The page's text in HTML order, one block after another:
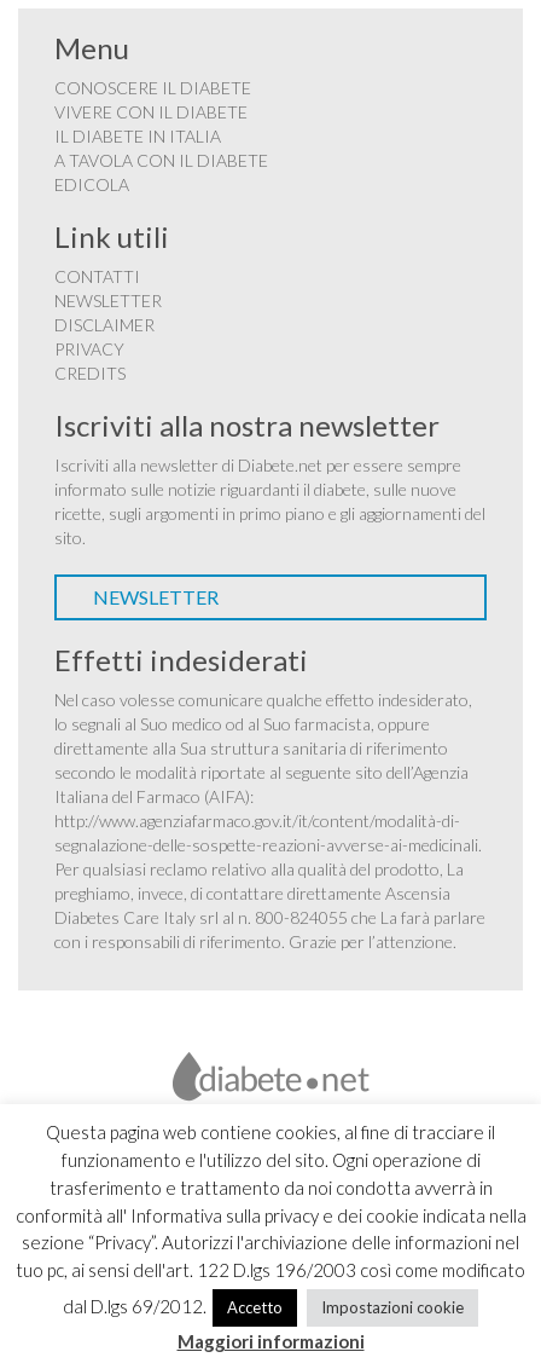
Questa pagina web contiene cookies, al fine di tracciare il
funzionamento e l'utilizzo del sito. Ogni operazione di
trasferimento e trattamento da noi condotta avverrà in
conformità all' Informativa sulla privacy e dei cookie indicata nella
sezione “Privacy”. Autorizzi l'archiviazione delle informazioni nel
tuo pc, ai sensi dell'art. 122 D.lgs 196/2003 così come modificato
dal D.lgs 69/2012.
Accetto Impostazioni cookie
Maggiori informazioni
Menu
CONOSCERE IL DIABETE
VIVERE CON IL DIABETE
IL DIABETE IN ITALIA
A TAVOLA CON IL DIABETE
EDICOLA
Link utili
CONTATTI
NEWSLETTER
DISCLAIMER
PRIVACY
CREDITS
Iscriviti alla nostra newsletter
Iscriviti alla newsletter di Diabete.net per essere sempre
informato sulle notizie riguardanti il diabete, sulle nuove
ricette, sugli argomenti in primo piano e gli aggiornamenti del
sito.
NEWSLETTER
Effetti indesiderati
Nel caso volesse comunicare qualche effetto indesiderato,
lo segnali al Suo medico od al Suo farmacista, oppure
direttamente alla Sua struttura sanitaria di riferimento
secondo le modalità riportate al seguente sito dell’Agenzia
Italiana del Farmaco (AIFA):
http://www.agenziafarmaco.gov.it/it/content/modalità-di-
segnalazione-delle-sospette-reazioni-avverse-ai-medicinali.
Per qualsiasi reclamo relativo alla qualità del prodotto, La
preghiamo, invece, di contattare direttamente Ascensia
Diabetes Care Italy srl al n. 800-824055 che La farà parlare
con i responsabili di riferimento. Grazie per l’attenzione.
Copyright 2026 Ascensia Diabetes Care Italy srl |Credits